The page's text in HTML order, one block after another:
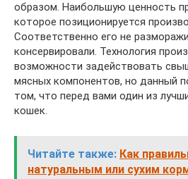
образом. Наибольшую ценность
которое позиционируется
Соответственно его не
консервировали. Технология
возможности задействовать
мясных компонентов, но данный
том, что перед вами один из
кошек.
Читайте также: Как
натуральным или сухим